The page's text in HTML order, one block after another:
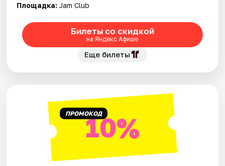
Рейтинги
Площадка: Jam Club
Билеты со скидкой
на Яндекс Афише
Еще билеты
ПРОМОКОД10%